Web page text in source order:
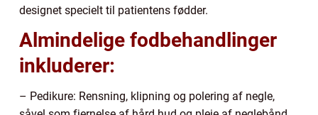
designet specielt til patientens fødder.
Almindelige fodbehandlinger
inkluderer:
– Pedikure: Rensning, klipning og polering af negle,